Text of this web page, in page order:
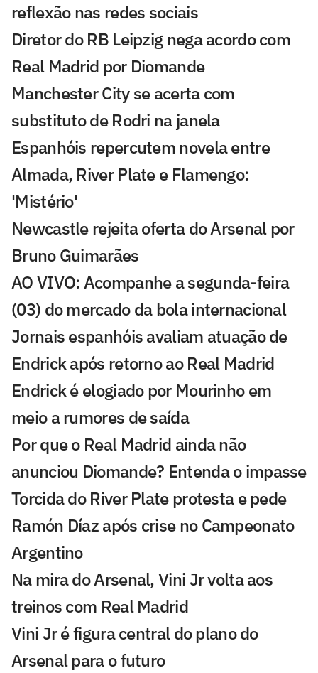
reflexão nas redes sociais
Diretor do RB Leipzig nega acordo com
Real Madrid por Diomande
Manchester City se acerta com
substituto de Rodri na janela
Espanhóis repercutem novela entre
Almada, River Plate e Flamengo:
'Mistério'
Newcastle rejeita oferta do Arsenal por
Bruno Guimarães
AO VIVO: Acompanhe a segunda-feira
(03) do mercado da bola internacional
Jornais espanhóis avaliam atuação de
Endrick após retorno ao Real Madrid
Endrick é elogiado por Mourinho em
meio a rumores de saída
Por que o Real Madrid ainda não
anunciou Diomande? Entenda o impasse
Torcida do River Plate protesta e pede
Ramón Díaz após crise no Campeonato
Argentino
Na mira do Arsenal, Vini Jr volta aos
treinos com Real Madrid
Vini Jr é figura central do plano do
Arsenal para o futuro